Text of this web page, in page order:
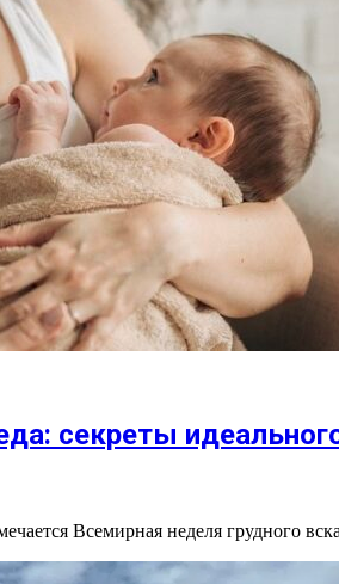
секреты
Всемирная неделя грудного